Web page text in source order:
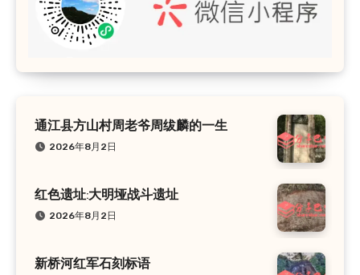
通江县方山村周老爷周绂麟的一生
2026年8月2日
红色遗址:大明垭战斗遗址
2026年8月2日
新桥河红军石刻标语